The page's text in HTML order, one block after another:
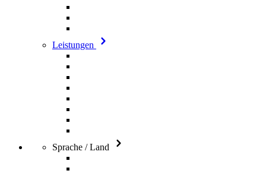
Leistungen
Sprache / Land